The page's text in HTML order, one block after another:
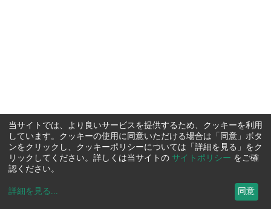
当サイトでは、より良いサービスを提供するため、クッキーを利用
しています。クッキーの使用に同意いただける場合は「同意」ボタ
ンをクリックし、クッキーポリシーについては「詳細を見る」をク
リックしてください。詳しくは当サイトの サイトポリシー をご確
認ください。
詳細を見る ... 同意